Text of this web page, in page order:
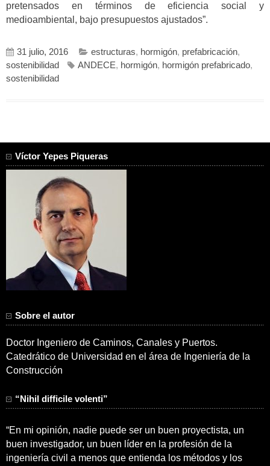
pretensados en términos de eficiencia social y
medioambiental, bajo presupuestos ajustados”.
31 julio, 2016 estructuras, hormigón, prefabricación,
sostenibilidad
ANDECE, hormigón, hormigón prefabricado,
sostenibilidad
Víctor Yepes Piqueras
Sobre el autor
Doctor Ingeniero de Caminos, Canales y Puertos.
Catedrático de Universidad en el área de Ingeniería de la
Construcción
“Nihil difficile volenti”
“En mi opinión, nadie puede ser un buen proyectista, un
buen investigador, un buen líder en la profesión de la
ingeniería civil a menos que entienda los métodos y los